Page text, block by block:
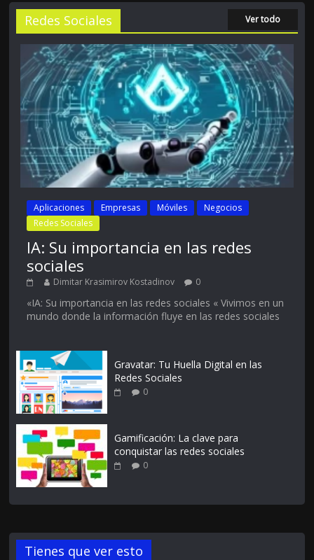
Redes Sociales Ver todo
Aplicaciones Empresas Móviles
Negocios
Redes Sociales
IA: Su importancia en las redes
sociales
Dimitar Krasimirov Kostadinov 0
«IA: Su importancia en las redes sociales « Vivimos en un
mundo donde la información fluye en las redes sociales
Gravatar: Tu Huella Digital en las
Redes Sociales
0
Gamificación: La clave para
conquistar las redes sociales
0
Tienes que ver esto